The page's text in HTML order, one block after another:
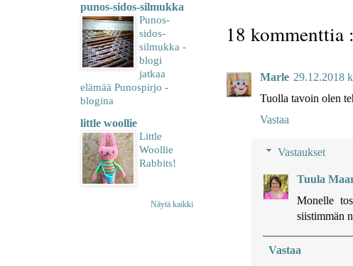
18 kommenttia :
Marle 29.12.2018
Tuolla tavoin olen
Vastaa
Vastaukset
Tuula
Monelle
siistimmän
Vastaa
punos-sidos-silmukka
Punos-
sidos-
silmukka -
blogi
jatkaa
elämää Punospirjo -
blogina
little woollie
Little
Woollie
Rabbits!
Näytä kaikki